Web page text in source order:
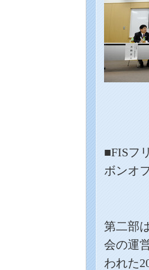
■FISフ
ボンオ
第二部
会の運
われた